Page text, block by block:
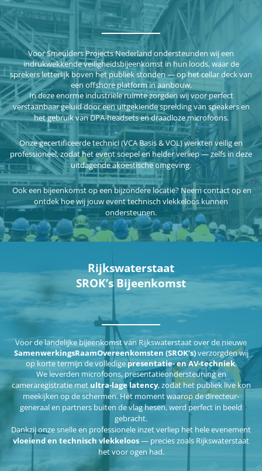
Voor Smeulders Projects Nederland ondersteunden wij een
indrukwekkende veiligheidsbijeenkomst in hun loods, waar de
sprekers letterlijk boven het publiek stonden — op het cellar deck van
een offshore platform in aanbouw.
In deze enorme industriële ruimte zorgden wij voor perfect
verstaanbaar geluid door een uitgekiende spreiding van speakers en
het gebruik van DPA-headsets en draadloze microfoons.
Onze gecertificeerde technici (VCA Basis & VOL) werkten veilig en
professioneel, zodat het event soepel en helder verliep — zelfs in deze
uitdagende akoestische omgeving.
Ook een bijeenkomst op een bijzondere locatie? Neem contact op en
ontdek hoe wij jouw event technisch vlekkeloos kunnen
ondersteunen.
Rijkswaterstaat
SROK’s Bijeenkomst
Voor de landelijke bijeenkomst van Rijkswaterstaat over de nieuwe
SamenwerkingsRaamOvereenkomsten (SROK’s)verzorgden wij
op korte termijn de volledige presentatie- en AV-techniek.
We leverden microfoons, presentatieondersteuning en
cameraregistratie met ultra-lage latency, zodat het publiek live kon
meekijken op de schermen. Het moment waarop de directeur-
generaal en partners buiten de vlag hesen, werd perfect in beeld
gebracht.
Dankzij onze snelle en professionele inzet verliep het hele evenement
vloeiend en technisch vlekkeloos— precies zoals Rijkswaterstaat
het voor ogen had.